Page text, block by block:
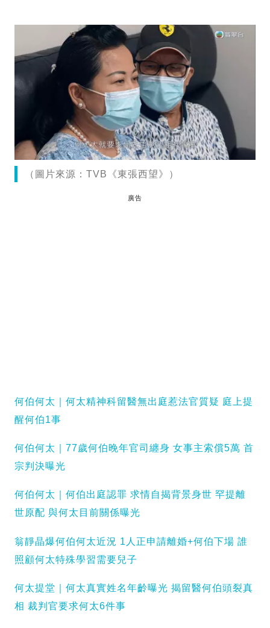
（圖片來源：TVB《東張西望》）
廣告
何伯何太｜何太精神科留醫無出庭惹法官質疑 庭上提
醒何伯1事
何伯何太｜77歲何伯晚年官司纏身 女事主索償5萬 首
宗判決曝光
何伯何太｜何伯出庭認罪 求情自揭背景身世 罕提離
世原配 與何太目前關係曝光
翁靜晶爆何伯何太近況 1人正申請離婚+何伯下場 誰
照顧何太特殊學習需要兒子
何太提堂｜何太真實姓名年齡曝光 揭留醫何伯頭裂真
相 裁判官要求何太6件事